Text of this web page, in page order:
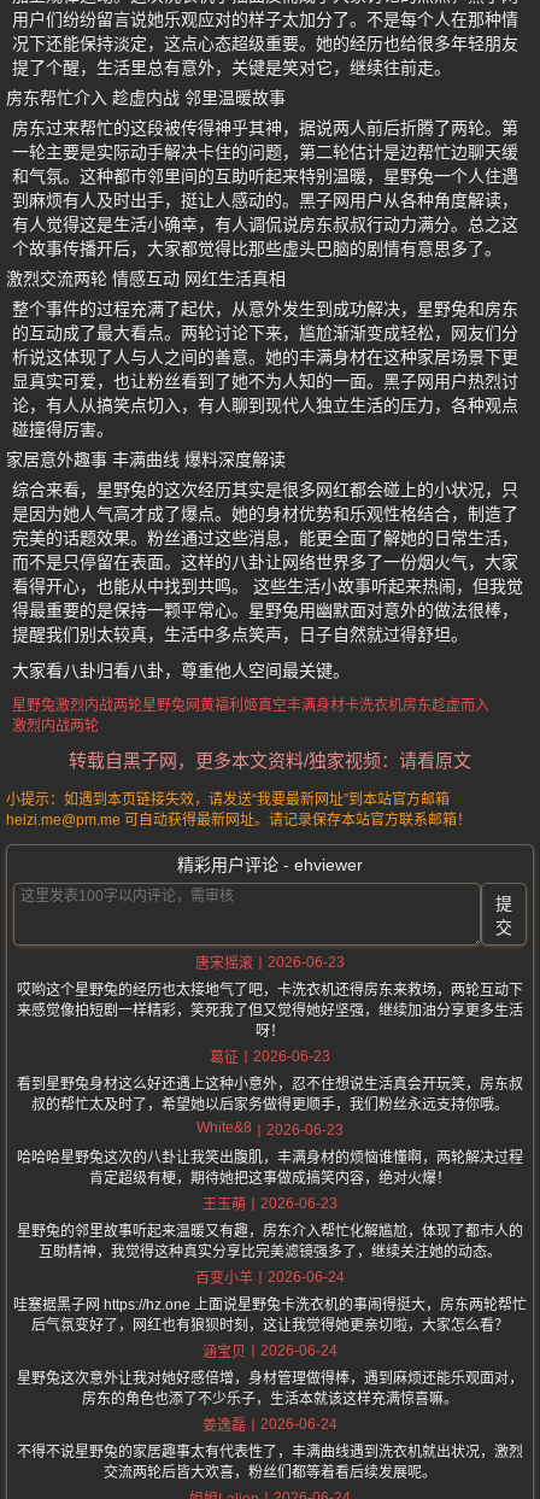
用户们纷纷留言说她乐观应对的样子太加分了。不是每个人在那种情
况下还能保持淡定，这点心态超级重要。她的经历也给很多年轻朋友
提了个醒，生活里总有意外，关键是笑对它，继续往前走。
房东帮忙介入 趁虚内战 邻里温暖故事
房东过来帮忙的这段被传得神乎其神，据说两人前后折腾了两轮。第
一轮主要是实际动手解决卡住的问题，第二轮估计是边帮忙边聊天缓
和气氛。这种都市邻里间的互助听起来特别温暖，星野兔一个人住遇
到麻烦有人及时出手，挺让人感动的。黑子网用户从各种角度解读，
有人觉得这是生活小确幸，有人调侃说房东叔叔行动力满分。总之这
个故事传播开后，大家都觉得比那些虚头巴脑的剧情有意思多了。
激烈交流两轮 情感互动 网红生活真相
整个事件的过程充满了起伏，从意外发生到成功解决，星野兔和房东
的互动成了最大看点。两轮讨论下来，尴尬渐渐变成轻松，网友们分
析说这体现了人与人之间的善意。她的丰满身材在这种家居场景下更
显真实可爱，也让粉丝看到了她不为人知的一面。黑子网用户热烈讨
论，有人从搞笑点切入，有人聊到现代人独立生活的压力，各种观点
碰撞得厉害。
家居意外趣事 丰满曲线 爆料深度解读
综合来看，星野兔的这次经历其实是很多网红都会碰上的小状况，只
是因为她人气高才成了爆点。她的身材优势和乐观性格结合，制造了
完美的话题效果。粉丝通过这些消息，能更全面了解她的日常生活，
而不是只停留在表面。这样的八卦让网络世界多了一份烟火气，大家
看得开心，也能从中找到共鸣。 这些生活小故事听起来热闹，但我觉
得最重要的是保持一颗平常心。星野兔用幽默面对意外的做法很棒，
提醒我们别太较真，生活中多点笑声，日子自然就过得舒坦。
大家看八卦归看八卦，尊重他人空间最关键。
星野兔激烈内战两轮星野兔网黄福利姬真空丰满身材卡洗衣机房东趁虚而入
激烈内战两轮
转载自黑子网，更多本文资料/独家视频：请看原文
小提示：如遇到本页链接失效，请发送“我要最新网址”到本站官方邮箱
heizi.me@pm.me 可自动获得最新网址。请记录保存本站官方联系邮箱！
精彩用户评论 - ehviewer
提
交
唐宋摇滚
2026-06-23
哎哟这个星野兔的经历也太接地气了吧，卡洗衣机还得房东来救场，两轮互动下
来感觉像拍短剧一样精彩，笑死我了但又觉得她好坚强，继续加油分享更多生活
呀！
葛征
2026-06-23
看到星野兔身材这么好还遇上这种小意外，忍不住想说生活真会开玩笑，房东叔
叔的帮忙太及时了，希望她以后家务做得更顺手，我们粉丝永远支持你哦。
White&8
2026-06-23
哈哈哈星野兔这次的八卦让我笑出腹肌，丰满身材的烦恼谁懂啊，两轮解决过程
肯定超级有梗，期待她把这事做成搞笑内容，绝对火爆！
王玉萌
2026-06-23
星野兔的邻里故事听起来温暖又有趣，房东介入帮忙化解尴尬，体现了都市人的
互助精神，我觉得这种真实分享比完美滤镜强多了，继续关注她的动态。
百变小羊
2026-06-24
哇塞据黑子网 https://hz.one 上面说星野兔卡洗衣机的事闹得挺大，房东两轮帮忙
后气氛变好了，网红也有狼狈时刻，这让我觉得她更亲切啦，大家怎么看？
涵宝贝
2026-06-24
星野兔这次意外让我对她好感倍增，身材管理做得棒，遇到麻烦还能乐观面对，
房东的角色也添了不少乐子，生活本就该这样充满惊喜嘛。
姜逸磊
2026-06-24
不得不说星野兔的家居趣事太有代表性了，丰满曲线遇到洗衣机就出状况，激烈
交流两轮后皆大欢喜，粉丝们都等着看后续发展呢。